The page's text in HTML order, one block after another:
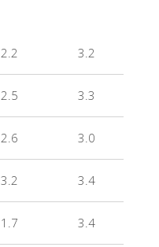
2.2 3.2
2.5 3.3
2.6 3.0
3.2 3.4
1.7 3.4